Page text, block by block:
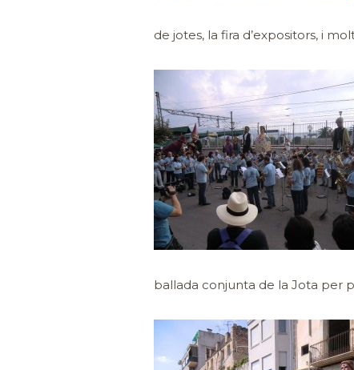
de jotes, la fira d’expositors, i
ballada conjunta de la Jota per